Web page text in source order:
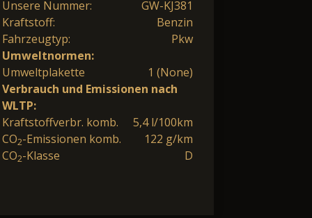
Unsere Nummer:
GW-KJ381
Kraftstoff:
Benzin
Fahrzeugtyp:
Pkw
Umweltnormen:
Umweltplakette
1 (None)
Verbrauch und Emissionen nach
WLTP:
Kraftstoffverbr. komb.
5,4 l/100km
CO2-Emissionen komb.
122 g/km
CO2-Klasse D